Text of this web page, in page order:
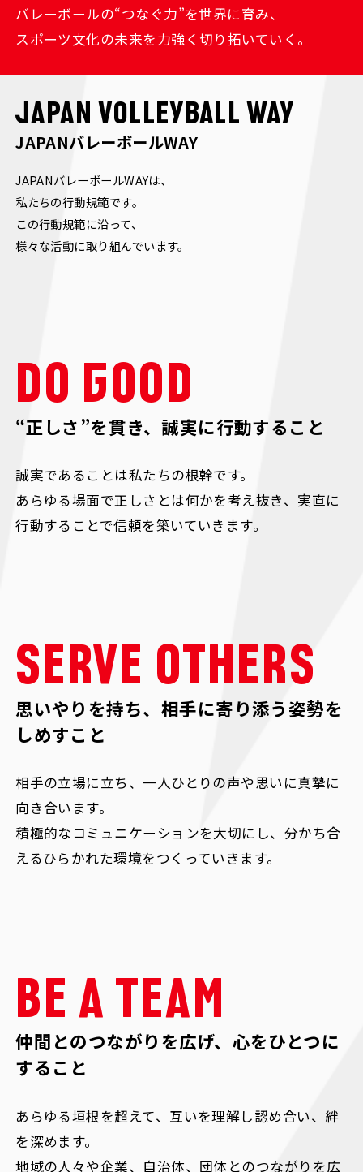
バレーボールの“つなぐ力”を世界に育み、
スポーツ文化の未来を力強く切り拓いていく。
JAPAN VOLLEYBALL WAY
JAPANバレーボールWAY
JAPANバレーボールWAYは、
私たちの行動規範です。
この行動規範に沿って、
様々な活動に取り組んでいます。
DO GOOD
“正しさ”を貫き、誠実に行動すること
誠実であることは私たちの根幹です。
あらゆる場面で正しさとは何かを考え抜き、実直に
行動することで信頼を築いていきます。
SERVE OTHERS
思いやりを持ち、相手に寄り添う姿勢を
しめすこと
相手の立場に立ち、一人ひとりの声や思いに真摯に
向き合います。
積極的なコミュニケーションを大切にし、分かち合
えるひらかれた環境をつくっていきます。
BE A TEAM
仲間とのつながりを広げ、心をひとつに
すること
あらゆる垣根を超えて、互いを理解し認め合い、絆
を深めます。
地域の人々や企業、自治体、団体とのつながりを広